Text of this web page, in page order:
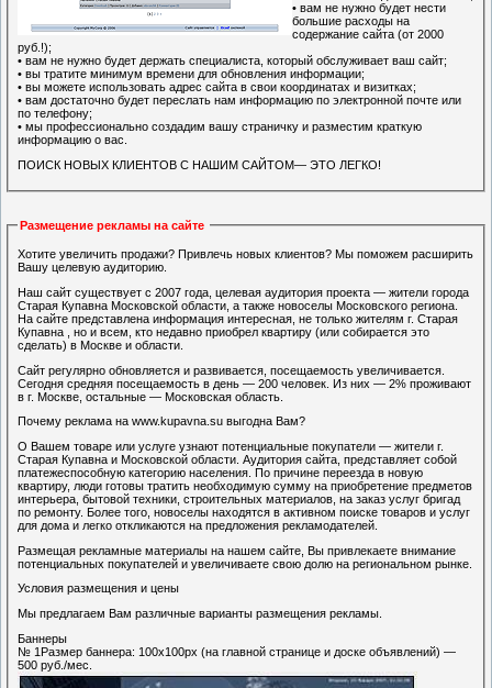
• вам не нужно будет нести
большие расходы на
содержание сайта (от 2000
руб.!);
• вам не нужно будет держать специалиста, который обслуживает ваш сайт;
• вы тратите минимум времени для обновления информации;
• вы можете использовать адрес сайта в свои координатах и визитках;
• вам достаточно будет переслать нам информацию по электронной почте или
по телефону;
• мы профессионально создадим вашу страничку и разместим краткую
информацию о вас.
ПОИСК НОВЫХ КЛИЕНТОВ С НАШИМ САЙТОМ— ЭТО ЛЕГКО!
Размещение рекламы на сайте
Хотите увеличить продажи? Привлечь новых клиентов? Мы поможем расширить
Вашу целевую аудиторию.
Наш сайт существует с 2007 года, целевая аудитория проекта — жители города
Старая Купавна Московской области, а также новоселы Московского региона.
На сайте представлена информация интересная, не только жителям г. Старая
Купавна , но и всем, кто недавно приобрел квартиру (или собирается это
сделать) в Москве и области.
Сайт регулярно обновляется и развивается, посещаемость увеличивается.
Сегодня средняя посещаемость в день — 200 человек. Из них — 2% проживают
в г. Москве, остальные — Московская область.
Почему реклама на www.kupavna.su выгодна Вам?
О Вашем товаре или услуге узнают потенциальные покупатели — жители г.
Старая Купавна и Московской области. Аудитория сайта, представляет собой
платежеспособную категорию населения. По причине переезда в новую
квартиру, люди готовы тратить необходимую сумму на приобретение предметов
интерьера, бытовой техники, строительных материалов, на заказ услуг бригад
по ремонту. Более того, новоселы находятся в активном поиске товаров и услуг
для дома и легко откликаются на предложения рекламодателей.
Размещая рекламные материалы на нашем сайте, Вы привлекаете внимание
Условия размещения и цены
Мы предлагаем Вам различные варианты размещения рекламы.
Баннеры
№ 1Размер баннера: 100х100px (на главной странице и доске объявлений) —
500 руб./мес.